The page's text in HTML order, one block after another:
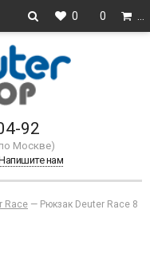
0 0
92
Москве)
нам
Race — Рюкзак Deuter Race 8